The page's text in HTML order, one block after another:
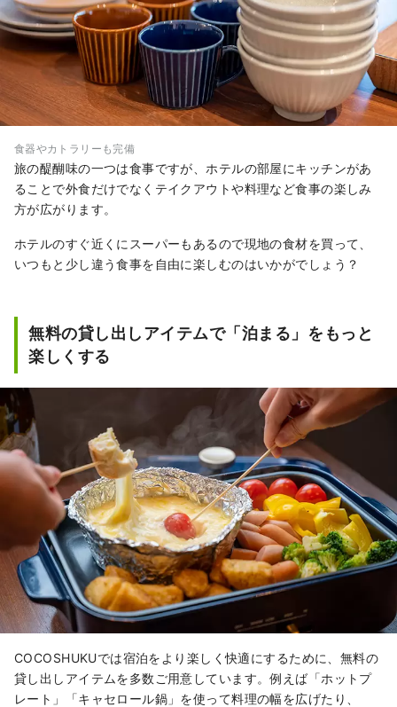
食器やカトラリーも完備
旅の醍醐味の一つは食事ですが、ホテルの部屋にキッチンがあ
ることで外食だけでなくテイクアウトや料理など食事の楽しみ
方が広がります。
ホテルのすぐ近くにスーパーもあるので現地の食材を買って、
いつもと少し違う食事を自由に楽しむのはいかがでしょう？
無料の貸し出しアイテムで「泊まる」をもっと
楽しくする
COCOSHUKUでは宿泊をより楽しく快適にするために、無料の
貸し出しアイテムを多数ご用意しています。例えば「ホットプ
レート」「キャセロール鍋」を使って料理の幅を広げたり、